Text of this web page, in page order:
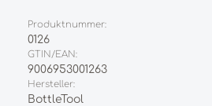
Produktnummer:
0126
GTIN/EAN:
9006953001263
Hersteller:
BottleTool